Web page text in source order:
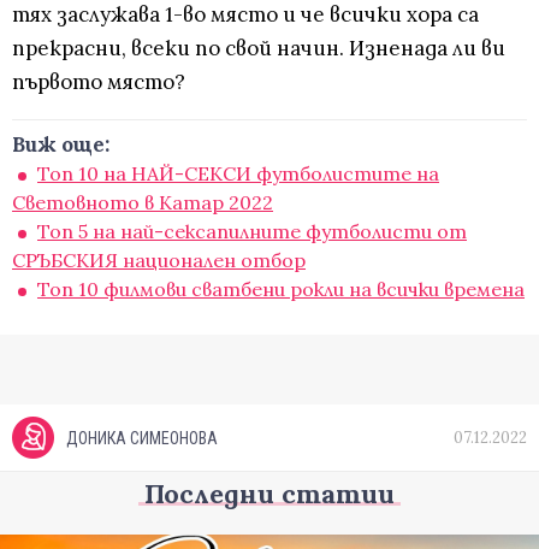
тях заслужава 1-во място и че всички хора са
прекрасни, всеки по свой начин. Изненада ли ви
първото място?
Виж още:
Топ 10 на НАЙ-СЕКСИ футболистите на
Световното в Катар 2022
Топ 5 на най-сексапилните футболисти от
СРЪБСКИЯ национален отбор
Топ 10 филмови сватбени рокли на всички времена
ДОНИКА СИМЕОНОВА 07.12.2022
Последни статии